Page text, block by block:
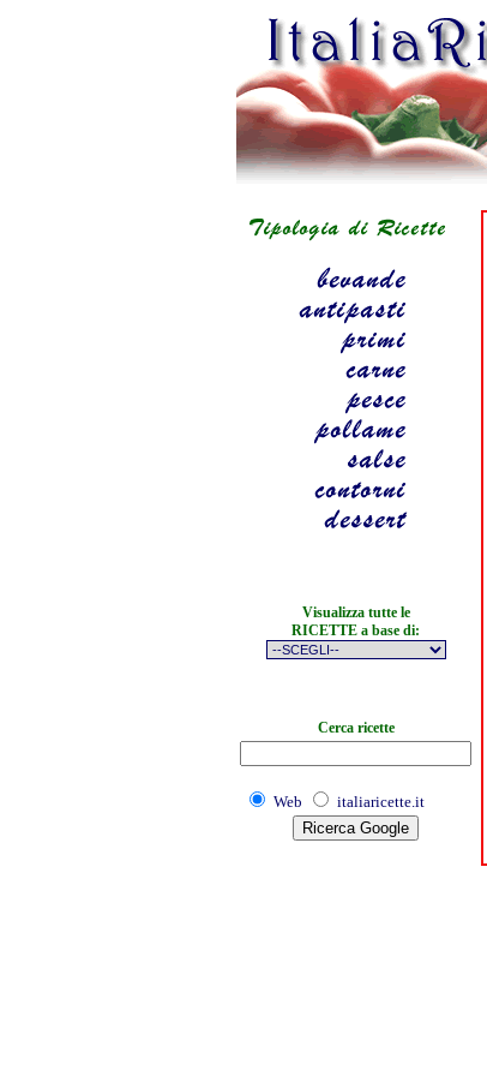
Visualizza tutte le
RICETTE a base di:
Cerca ricette
Web italiaricette.it